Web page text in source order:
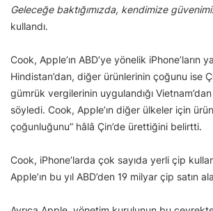
Geleceğe baktığımızda, kendimize
kullandı.
Cook, Apple’ın ABD’ye yönelik iPhone’ların
Hindistan’dan, diğer ürünlerinin çoğunu ise
gümrük vergilerinin uygulandığı
söyledi. Cook, Apple’ın diğer ülkeler için
çoğunluğunu” hâlâ Çin’de ürettiğini belirtti.
Cook, iPhone’larda çok sayıda yerli çip
Apple’ın bu yıl ABD’den 19 milyar çip satın